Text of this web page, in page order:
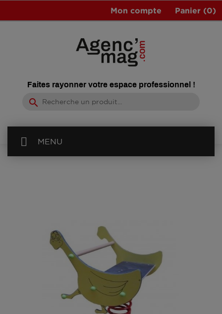
Panier (0)
Mon compte
Faites rayonner votre espace professionnel !
search
MENU